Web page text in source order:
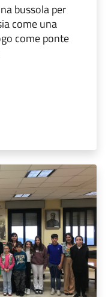
bussola per
come una
come ponte